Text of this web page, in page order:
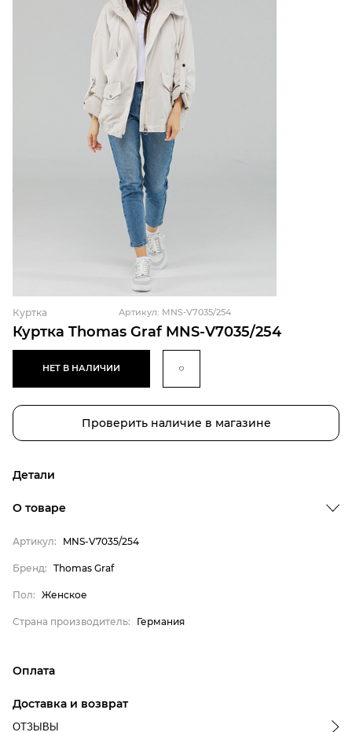
Куртка Thomas Graf MNS-V7035/254
Куртка Артикул: MNS-V7035/254
НЕТ В НАЛИЧИИ
Проверить наличие в магазине
Детали
Страна производитель
О товаре
Артикул: MNS-V7035/254
Бренд: Thomas Graf
Пол: Женское
Страна производитель: Германия
Оплата
магазина
Доставка и возврат
ОТЗЫВЫ